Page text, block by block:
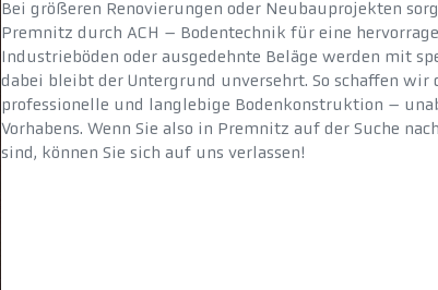
Bei größeren Renovierungen oder Neubauprojekten
Premnitz durch ACH – Bodentechnik für eine
Industrieböden oder ausgedehnte Beläge werden mit
dabei bleibt der Untergrund unversehrt. So schaffen wir
professionelle und langlebige Bodenkonstruktion –
Vorhabens. Wenn Sie also in Premnitz auf der Suche
sind, können Sie sich auf uns verlassen!